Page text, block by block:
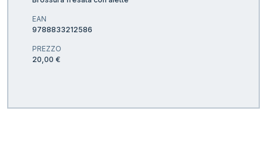
EAN
9788833212586
PREZZO
20,00 €